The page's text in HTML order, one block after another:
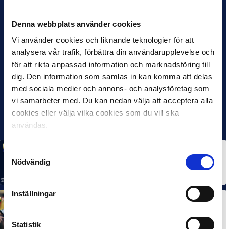
Denna webbplats använder cookies
Vi använder cookies och liknande teknologier för att
analysera vår trafik, förbättra din användarupplevelse och
för att rikta anpassad information och marknadsföring till
dig. Den information som samlas in kan komma att delas
med sociala medier och annons- och analysföretag som
vi samarbeter med. Du kan nedan välja att acceptera alla
cookies eller välja vilka cookies som du vill ska
användas.
Samtyckesval
Nödvändig
Inställningar
Statistik
Rösta på Månadens Spelare & Tränare i juli